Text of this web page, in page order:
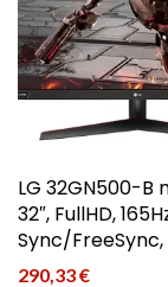
LG 32GN500-B
32″, FullHD,
Sync/FreeSync,
290,33€